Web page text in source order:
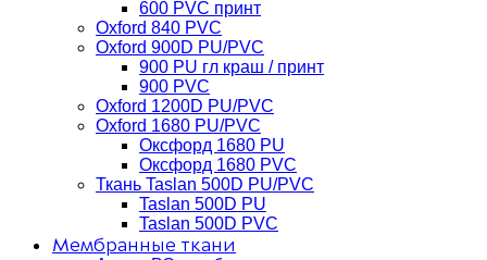
600 PVC принт
Oxford 840 PVC
Oxford 900D PU/PVC
900 PU гл краш / принт
900 PVC
Oxford 1200D PU/PVC
Oxford 1680 PU/PVC
Оксфорд 1680 PU
Оксфорд 1680 PVC
Ткань Taslan 500D PU/PVC
Taslan 500D PU
Taslan 500D PVC
Мембранные ткани